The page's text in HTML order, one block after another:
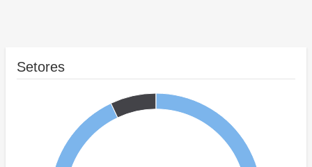
Setores